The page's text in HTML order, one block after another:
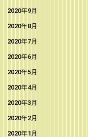
2020年9月
2020年8月
2020年7月
2020年6月
2020年5月
2020年4月
2020年3月
2020年2月
2020年1月